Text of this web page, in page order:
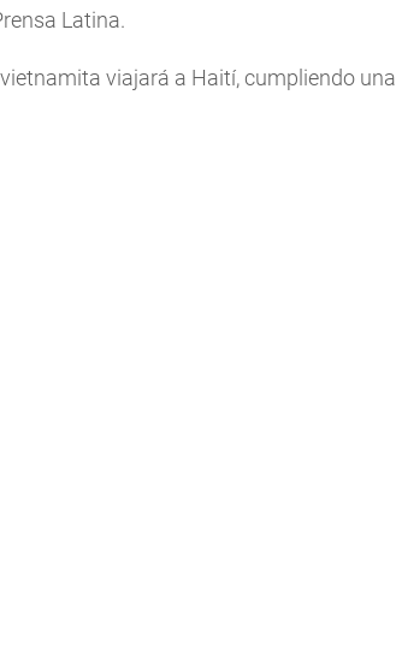
Latina.
viajará a Haití, cumpliendo una